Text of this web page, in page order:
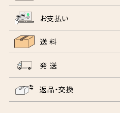
お支払い
送 料
発 送
返品・交換